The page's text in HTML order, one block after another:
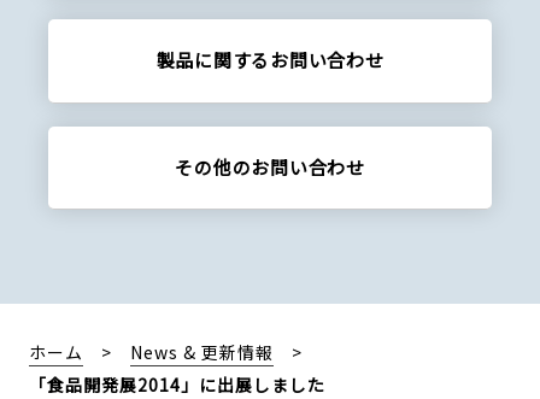
製品に関するお問い合わせ
その他のお問い合わせ
ホーム
News & 更新情報
「食品開発展2014」に出展しました